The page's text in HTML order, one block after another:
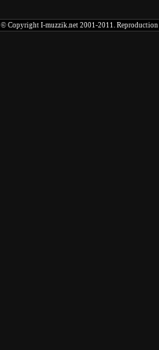
© Copyright I-muzzik.net 2001-2011. Reproduction